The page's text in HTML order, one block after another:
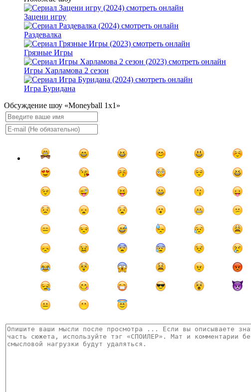
Зацени игру
Раздевалка
Грязные Игры
Игры Харламова 2 сезон
Игра Буридана
Обсуждение шоу «Moneyball 1x1»